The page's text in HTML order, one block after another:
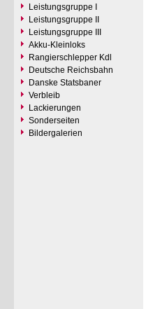
Leistungsgruppe I
Leistungsgruppe II
Leistungsgruppe III
Akku-Kleinloks
Rangierschlepper Kdl
Deutsche Reichsbahn
Danske Statsbaner
Verbleib
Lackierungen
Sonderseiten
Bildergalerien